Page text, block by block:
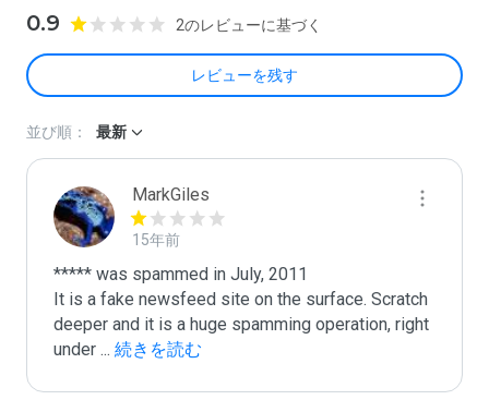
0.9 2のレビューに基づく
レビューを残す
並び順： 最新
MarkGiles
15年前
***** was spammed in July, 2011
It is a fake newsfeed site on the surface. Scratch
deeper and it is a huge spamming operation, right
under ... 続きを読む